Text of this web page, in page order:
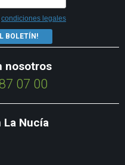
condiciones legales
BOLETÍN!
nosotros
07 00
Nucía